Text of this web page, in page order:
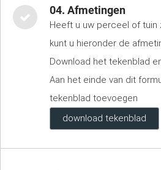
04. Afmetingen
Heeft u uw perceel of
kunt u hieronder de
Download het tekenblad
Aan het einde van dit
tekenblad toevoegen
download tekenblad